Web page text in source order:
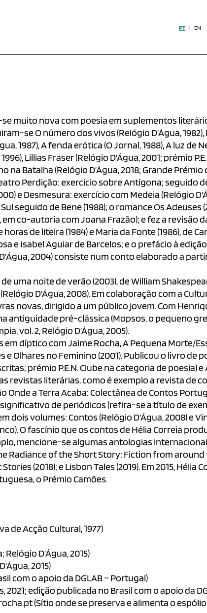
PT | EN
se muito nova com poesia em suplementos
se O número dos vivos (Relógio D’Água,
1987), A fenda erótica (O Jornal, 1988), A luz de
Lillias Fraser (Relógio D’Água, 2001; prémio
na Batalha (Relógio D’Água, 2018; Grande
Perdição: exercício sobre Antígona; seguido
e Desmesura: exercício com Medeia (Relógio
seguido de Bene (1988); o romance Os
co-autoria com Joana Frazão); e fez a revisão
de liteira (1984) e Maria da Fonte (1986), de
e Isabel Aguiar de Barcelos; e o prefácio à
2004) consiste num conto elaborado a
uma noite de verão (2003), de William
D’Água, 2008). Em colaboração com a
novas, dirigido a um público jovem. Com
pré-clássica (Mopsos, o pequeno
vol. 2, Relógio D’Água, 2005).
díptico com Jaime Rocha, A Pequena Morte/
e Olhares no Feminino (2001). Publicou o livro de
prémio P.E.N. Clube na categoria de poesia)
literárias, como é exemplo a revista de
Onde a Terra Acaba: Colectânea de Contos
de periódicos (refira-se a título de
volumes: Contos (Relógio D’Água, 2008) e
O fascínio que os contos de Hélia Correia
mencione-se algumas antologias
Radiance of the Short Story: Fiction from
(2018); e Lisbon Tales (2019). Em 2015,
o Prémio Camões.
de Acção Cultural, 1977)
D’Água, 2015)
2015)
com o apoio da DGLAB – Portugal)
edição publicada no Brasil com o apoio da
(Sítio onde se preserva e alimenta o